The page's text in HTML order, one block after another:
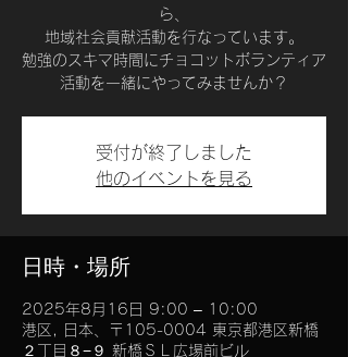
ら、
地域社会貢献活動を行なっています。
勉強のスキマ時間にチョコットボランティア
活動を一緒にやってみませんか？
受付が終了しました
他のイベントを見る
日時・場所
2025年8月16日 9:00 – 10:00
港区, 日本、〒105-0004 東京都港区新橋
２丁目８−９ 新橋ＳＬ広場前ビル